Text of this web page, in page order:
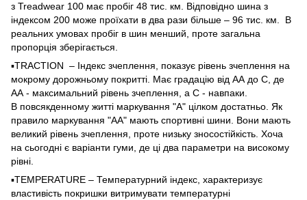
з Treadwear 100 має пробіг 48 тис. км. Відповідно шина з
індексом 200 може проїхати в два рази більше – 96 тис. км. В
реальних умовах пробіг в шин менший, проте загальна
пропорція зберігається.
▪️TRACTION – Індекс зчеплення, показує рівень зчеплення на
мокрому дорожньому покритті. Має градацію від АА до С, де
АА ‐ максимальний рівень зчеплення, а С - навпаки.
В повсякденному житті маркування "А" цілком достатньо. Як
правило маркування "АА" мають спортивні шини. Вони мають
великий рівень зчеплення, проте низьку зносостійкість. Хоча
на сьогодні є варіанти гуми, де ці два параметри на високому
рівні.
▪️TEMPERATURE – Температурний індекс, характеризує
властивість покришки витримувати температурні